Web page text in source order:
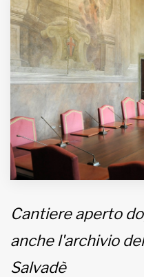
Inviateci le vostre
Iscriviti alla newsletter
www.viveremilano.info
Fondato e diretto da Enzo De
Bernardis
EDB edizioni - Via Brivio
Imbonati, 89 20159 Milano
Informativa sulla privacy
Cantiere aperto
anche l'archivio
Salvadè